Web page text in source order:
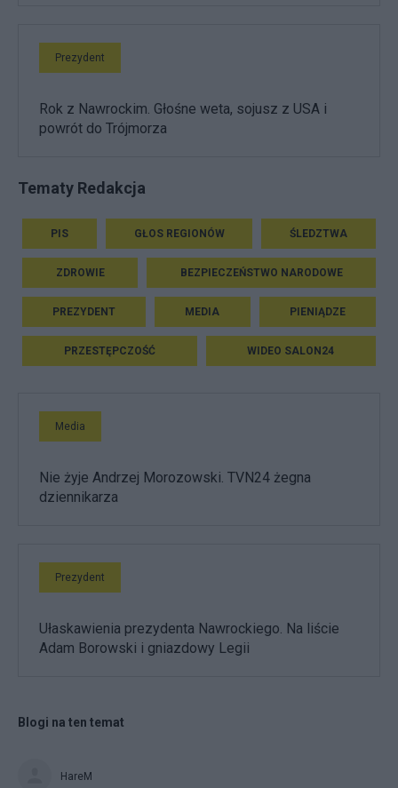
Prezydent
Rok z Nawrockim. Głośne weta, sojusz z USA i
powrót do Trójmorza
Tematy Redakcja
PIS GŁOS REGIONÓW ŚLEDZTWA
ZDROWIE BEZPIECZEŃSTWO NARODOWE
PREZYDENT MEDIA PIENIĄDZE
PRZESTĘPCZOŚĆ WIDEO SALON24
Media
Nie żyje Andrzej Morozowski. TVN24 żegna
dziennikarza
Prezydent
Ułaskawienia prezydenta Nawrockiego. Na liście
Adam Borowski i gniazdowy Legii
Blogi na ten temat
HareM